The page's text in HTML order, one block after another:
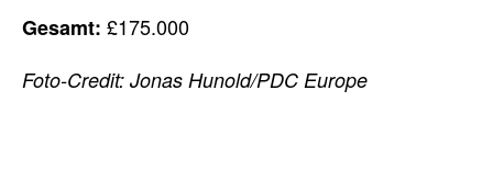
Gesamt: £175.000
Foto-Credit: Jonas Hunold/PDC Europe